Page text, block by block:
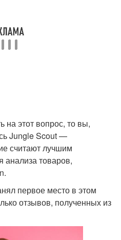
на этот вопрос, то вы,
Jungle Scout —
считают лучшим
анализа товаров,
первое место в этом
отзывов, полученных из